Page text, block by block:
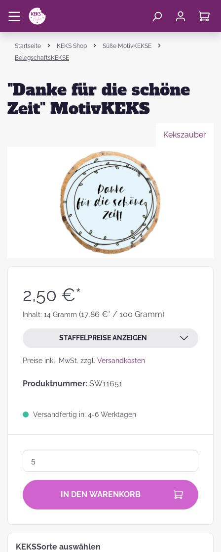
Startseite KEKS Shop
Süße MotivKEKSE
BelegschaftsKEKSE
"Danke für die schöne
Zeit" MotivKEKS
Kekszauber
2,50 €*
Inhalt: 14 Gramm (17,86 €* / 100 Gramm)
STAFFELPREISE ANZEIGEN
Preise inkl. MwSt. zzgl. Versandkosten
Produktnummer: SW11651
Versandfertig in: 4-6 Werktagen
IN DEN WARENKORB
KEKSSorte auswählen